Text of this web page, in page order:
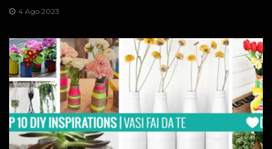
4 Ago 2023